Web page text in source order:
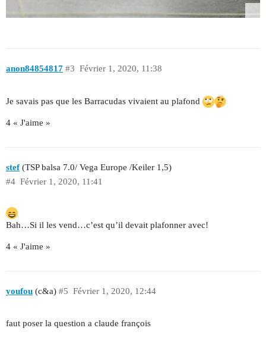
anon84854817 Février 1, 2020, 11:38
#3
Je savais pas que les Barracudas vivaient au plafond
4 « J'aime »
stef(TSP balsa 7.0/ Vega Europe /Keiler 1,5)
Février 1, 2020, 11:41
#4
Bah…Si il les vend…c’est qu’il devait plafonner avec!
4 « J'aime »
youfou (c&a) Février 1, 2020, 12:44
#5
faut poser la question a claude françois